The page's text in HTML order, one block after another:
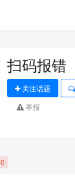
扫码报错
关注话题
举报
0